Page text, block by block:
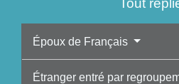
Tout
Époux de Français
Étranger entré par